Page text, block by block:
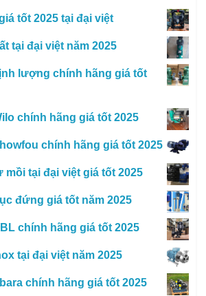
tốt 2025 tại đại việt
tại đại việt năm 2025
lượng chính hãng giá tốt
chính hãng giá tốt 2025
chính hãng giá tốt 2025
mồi tại đại việt giá tốt 2025
đứng giá tốt năm 2025
chính hãng giá tốt 2025
tại đại việt năm 2025
chính hãng giá tốt 2025